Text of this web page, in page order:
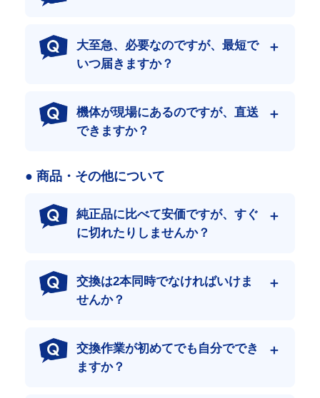
日本最大級の流通量
年間30万本という圧倒的な流通実績。
専門機械の部品はぜひ専門店で！
ース”と、総合的に行っております。すべての業務において、蓄
積された経験は商品の“データ”や“知識”だけではなく、自社内で
も使用する事で、その先にある本物を見極める“力”となっていま
大至急、必要なのですが、最短で
いつ届きますか？
機体が現場にあるのですが、直送
できますか？
● 商品・その他について
純正品に比べて安価ですが、すぐ
に切れたりしませんか？
交換は2本同時でなければいけま
せんか？
交換作業が初めてでも自分ででき
ますか？